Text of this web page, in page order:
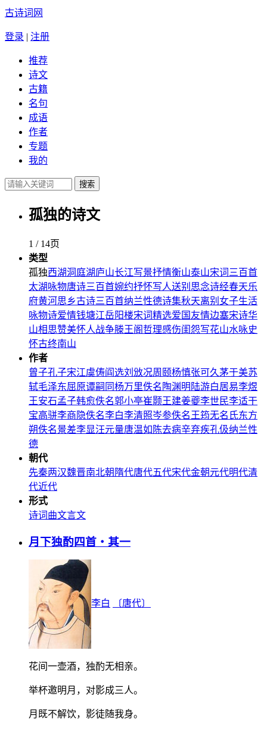
古诗词网
登录 | 注册
推荐
诗文
古籍
名句
成语
作者
专题
我的
孤独的诗文
1 / 14页
类型
孤独西湖洞庭湖庐山长江写景抒情衡山泰山宋词三百首
太湖 咏物唐诗三百首婉约抒怀写人送别 思念诗经春天乐
府黄河思乡古诗三百首纳兰性德诗集秋天离别 女子生活
咏物诗爱情钱塘江岳阳楼宋词精选爱国 友情边塞宋诗华
山相思赞美怀人战争滕王阁 哲理感伤闺怨写花山水咏史
怀古终南山
作者
曾子孔子宋江虞俦阎选刘攽况周颐杨慎张可久茅于美苏
轼毛泽东屈原谭嗣同杨万里佚名 陶渊明 陆游白居易李煜
王安石孟子韩愈佚名郭小亭崔颢王建姜夔李世民李适干
宝高骈李商隐佚名李白李清照岑参佚名 王筠无名氏东方
朔佚名景差李显汪元量唐温如 陈去病辛弃疾孔伋纳兰性
德
朝代
先秦两汉魏晋南北朝 隋代唐代五代宋代金朝元代明代清
代近代
形式
诗词 曲文言文
月下独酌四首・其一
李白 〔唐代〕
花间一壶酒，独酌无相亲。
举杯邀明月，对影成三人。
月既不解饮，影徒随我身。